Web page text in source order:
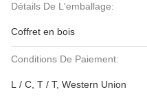
Détails De L'emballage:
Coffret en bois
Conditions De Paiement:
L / C, T / T, Western Union